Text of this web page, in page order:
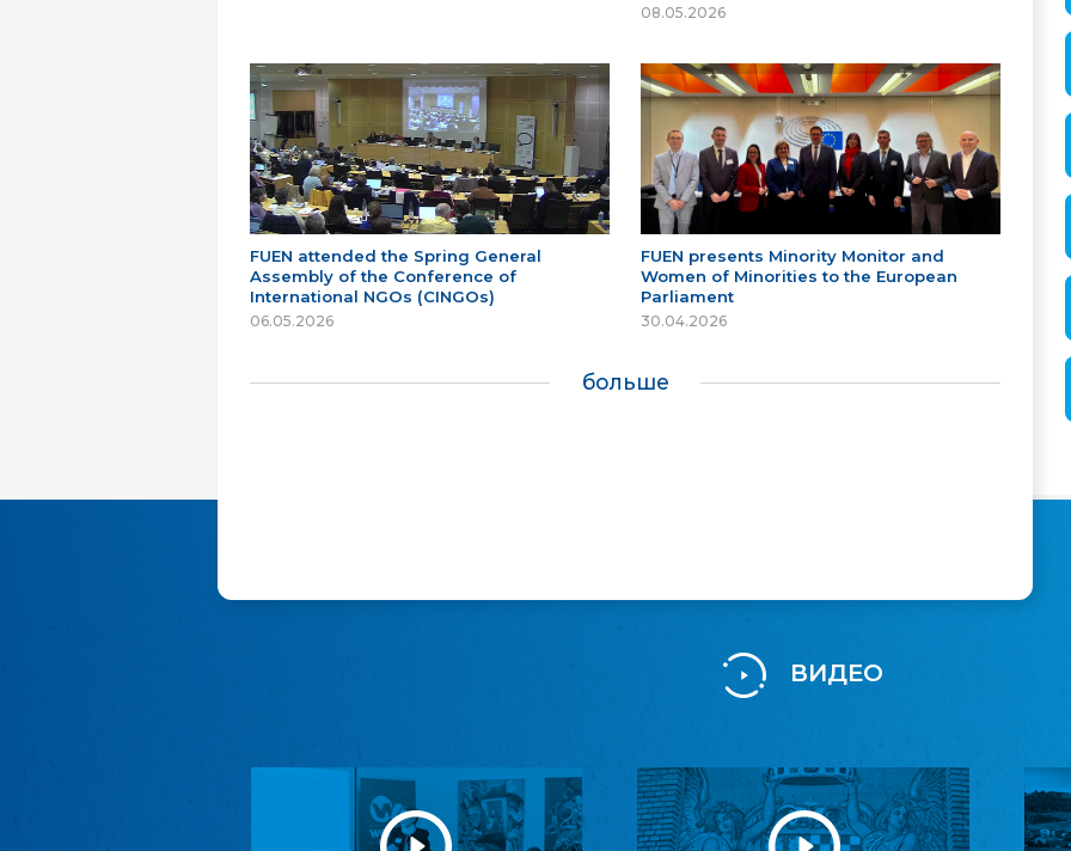
08.05.2026
FUEN attended the Spring General
Assembly of the Conference of
International NGOs (CINGOs)
06.05.2026
FUEN presents Minority Monitor and
Women of Minorities to the European
Parliament
30.04.2026
больше
ВИДЕО